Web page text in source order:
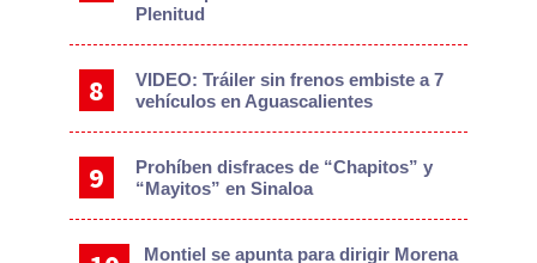
Plenitud
VIDEO: Tráiler sin frenos embiste a 7
vehículos en Aguascalientes
Prohíben disfraces de “Chapitos” y
“Mayitos” en Sinaloa
Montiel se apunta para dirigir Morena